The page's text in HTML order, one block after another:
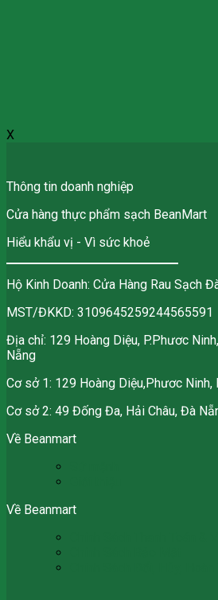
X
Thông tin doanh nghiệp
Cửa hàng thực phẩm sạch BeanMart
Hiểu khẩu vị - Vì sức khoẻ
Hộ Kinh Doanh: Cửa Hàng Rau Sạch
MST/ĐKKD: 3109645259244565591
Địa chỉ: 129 Hoàng Diệu, P.Phươc
Nẵng
Cơ sở 1: 129 Hoàng Diệu,Phươc Ninh,
Cơ sở 2: 49 Đống Đa, Hải Châu, Đà
Về Beanmart
Về Beanmart